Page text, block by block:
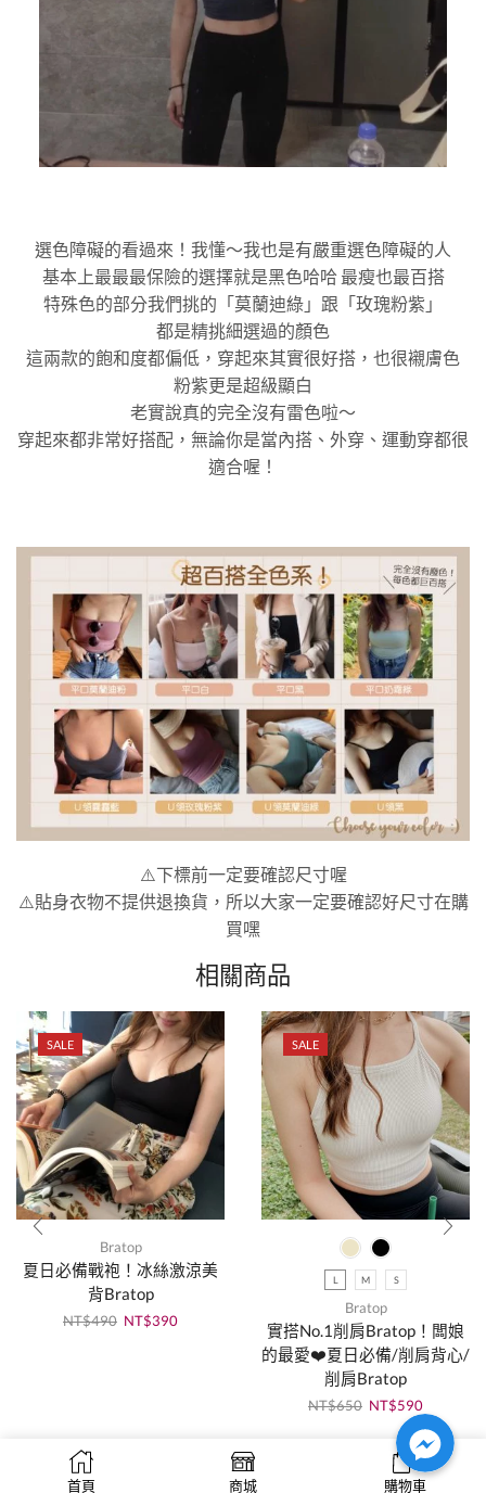
選色障礙的看過來！我懂～我也是有嚴重選色障礙的人
基本上最最最保險的選擇就是黑色哈哈 最瘦也最百搭
特殊色的部分我們挑的「莫蘭迪綠」跟「玫瑰粉紫」
都是精挑細選過的顏色
這兩款的飽和度都偏低，穿起來其實很好搭，也很襯膚色
粉紫更是超級顯白
老實說真的完全沒有雷色啦～
穿起來都非常好搭配，無論你是當內搭、外穿、運動穿都很
適合喔！
⚠️下標前一定要確認尺寸喔
⚠️貼身衣物不提供退換貨，所以大家一定要確認好尺寸在購
買嘿
相關商品
SALE
Bratop
夏日必備戰袍！冰絲激涼美
背Bratop
NT$490 NT$390
SALE
L M S
Bratop
實搭No.1削肩Bratop！闆娘
的最愛❤️夏日必備/削肩背心/
削肩Bratop
NT$650 NT$590
首頁 商城
0
購物車
Facebook Messenger
Facebook Messenger